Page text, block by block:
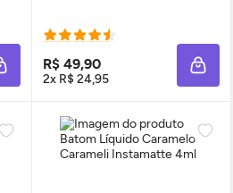
ADICIONAR À SACOLA
R$ 49,90
2x R$ 24,95